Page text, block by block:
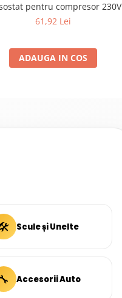
pentru compresor 230V
61,92 Lei
ADAUGA IN COS
Scule și Unelte
🔧 Accesorii Auto